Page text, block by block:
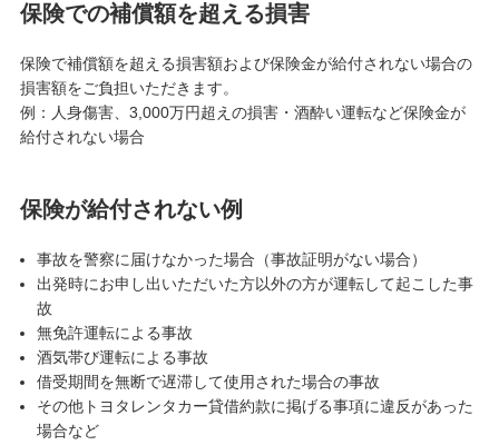
保険での補償額を超える損害
保険で補償額を超える損害額および保険金が給付されない場合の
損害額をご負担いただきます。
例：人身傷害、3,000万円超えの損害・酒酔い運転など保険金が
給付されない場合
保険が給付されない例
事故を警察に届けなかった場合（事故証明がない場合）
出発時にお申し出いただいた方以外の方が運転して起こした事
故
無免許運転による事故
酒気帯び運転による事故
借受期間を無断で遅滞して使用された場合の事故
その他トヨタレンタカー貸借約款に掲げる事項に違反があった
場合など